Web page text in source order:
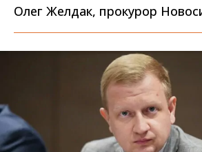
Олег Желдак, прокурор